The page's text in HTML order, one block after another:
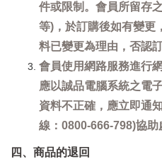
件或限制。會員所留存
等)，於訂購後如有變更
料已變更為理由，否認
會員使用網路服務進行
應以誠品電腦系統之電
資料不正確，應立即通
線：0800-666-798)協助
四、商品的退回